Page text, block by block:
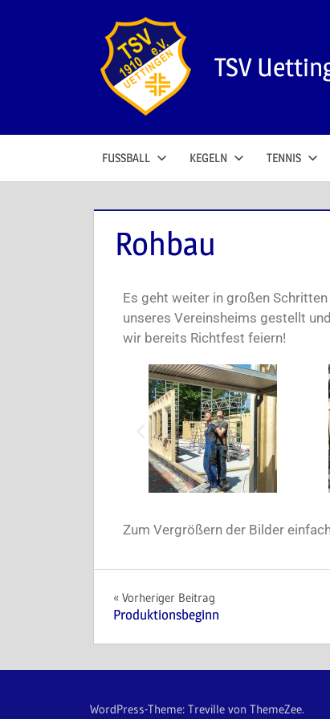
TSV
FUSSBALL KEGELN TENNIS
Rohbau
Es geht weiter in großen
unseres Vereinsheims gestellt
wir bereits Richtfest feiern!
Zum Vergrößern der Bilder
Vorheriger Beitrag
Produktionsbeginn
WordPress-Theme: Treville von ThemeZee.